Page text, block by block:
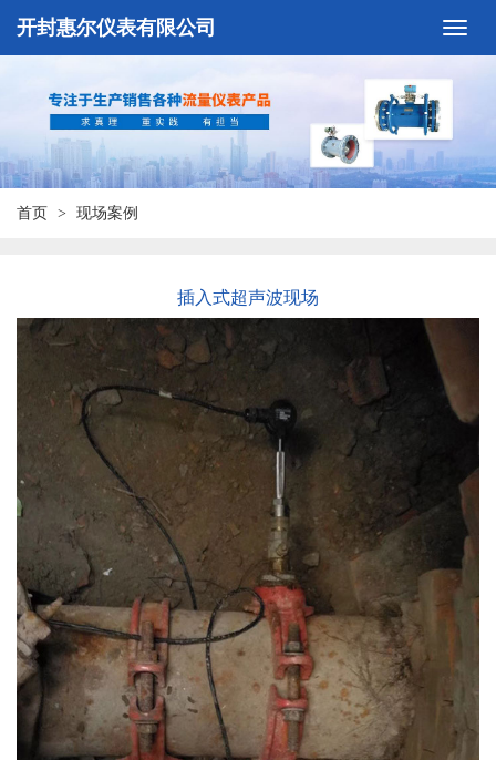
开封惠尔仪表有限公司
首页 现场案例
插入式超声波现场